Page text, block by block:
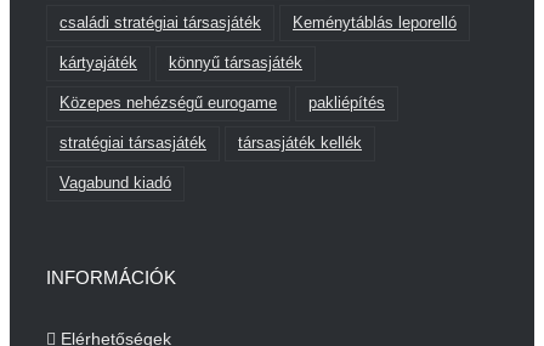
családi stratégiai társasjáték Keménytáblás leporelló
kártyajáték könnyű társasjáték
Közepes nehézségű eurogame pakliépítés
stratégiai társasjáték társasjáték kellék
Vagabund kiadó
INFORMÁCIÓK
Elérhetőségek